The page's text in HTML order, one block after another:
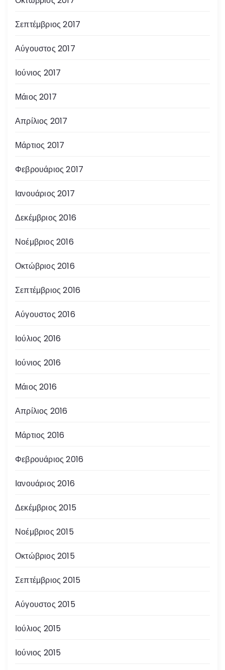
Σεπτέμβριος 2017
Αύγουστος 2017
Ιούνιος 2017
Μάιος 2017
Απρίλιος 2017
Μάρτιος 2017
Φεβρουάριος 2017
Ιανουάριος 2017
Δεκέμβριος 2016
Νοέμβριος 2016
Οκτώβριος 2016
Σεπτέμβριος 2016
Αύγουστος 2016
Ιούλιος 2016
Ιούνιος 2016
Μάιος 2016
Απρίλιος 2016
Μάρτιος 2016
Φεβρουάριος 2016
Ιανουάριος 2016
Δεκέμβριος 2015
Νοέμβριος 2015
Οκτώβριος 2015
Σεπτέμβριος 2015
Αύγουστος 2015
Ιούλιος 2015
Ιούνιος 2015